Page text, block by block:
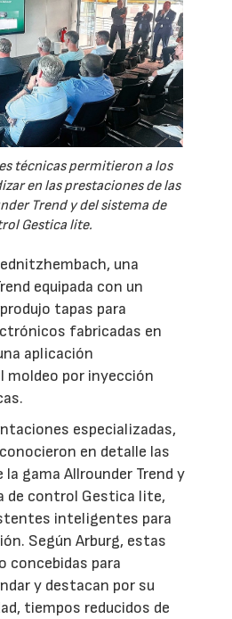
técnicas permitieron a los
en las prestaciones de las
Trend y del sistema de
Gestica lite.
una
equipada con un
tapas para
fabricadas en
aplicación
moldeo por inyección
especializadas,
en detalle las
gama Allrounder Trend y
de control Gestica lite,
inteligentes para
Según Arburg, estas
concebidas para
y destacan por su
tiempos reducidos de